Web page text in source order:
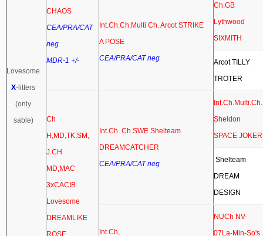
Lovesome
X-litters
(only
sable)
CHAOS
CEA/PRA/CAT
neg
MDR-1 +/-
Int.Ch.Ch.Multi Ch. Arcot STRIKE
A POSE
CEA/PRA/CAT neg
Ch.GB
Lythwood
SIXMITH
Arcot TILLY
TROTER
Ch
H,MD,TK,SM,
J.CH
MD,MAC
3xCACIB
Lovesome
DREAMLIKE
ROSE
Int.Ch. Ch.SWE Shelteam
DREAMCATCHER
CEA/PRA/CAT neg
Int.Ch.Multi.Ch.
Sheldon
SPACE JOKER
Shelteam
DREAM
DESIGN
Int.Ch,
NUCh NV-
07La-Min-So's